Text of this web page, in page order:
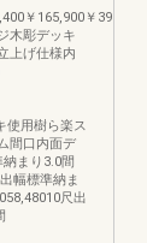
￥165,900￥395,900
木彫デッキ
上げ仕様内
使用樹ら楽ス
間口内面デ
まり3.0間
幅標準納ま
尺出